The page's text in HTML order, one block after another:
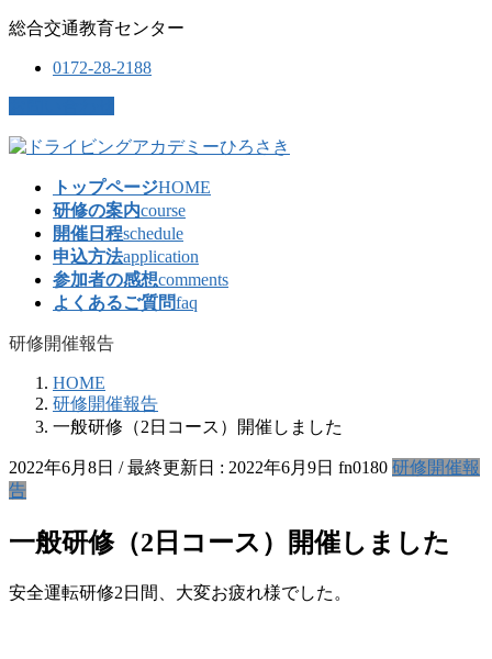
コ
ン
ツ
に
ナ
ー
シ
ョ
総合交通教育センター
0172-28-2188
トップページHOME
研修の案内course
開催日程schedule
申込方法application
参加者の感想comments
よくあるご質問faq
研修開催報告
HOME
研修開催報告
一般研修（2日コース）開催しました
2022年6月8日 / 最終更新日 : 2022年6月9日 fn0180 研修開催報
告
一般研修（2日コース）開催しました
安全運転研修2日間、大変お疲れ様でした。